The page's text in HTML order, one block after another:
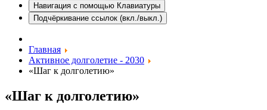
Навигация с помощью Клавиатуры
Подчёркивание ссылок (вкл./выкл.)
Главная
Активное долголетие - 2030
«Шаг к долголетию»
«Шаг к долголетию»